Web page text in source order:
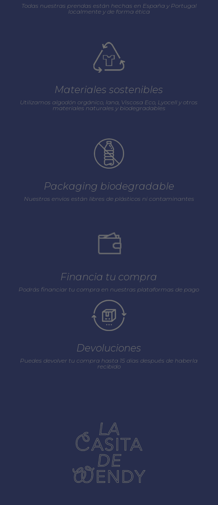
Todas nuestras prendas están hechas en España y Portugal
localmente y de forma ética
Materiales sostenibles
Utilizamos algodón orgánico, lana, Viscosa Eco, Lyocell y otros
materiales naturales y biodegradables
Packaging biodegradable
Nuestros envios están libres de plásticos ni contaminantes
Financia tu compra
Podrás financiar tu compra en nuestras plataformas de pago
Devoluciones
Puedes devolver tu compra hasta 15 días después de haberla
recibido